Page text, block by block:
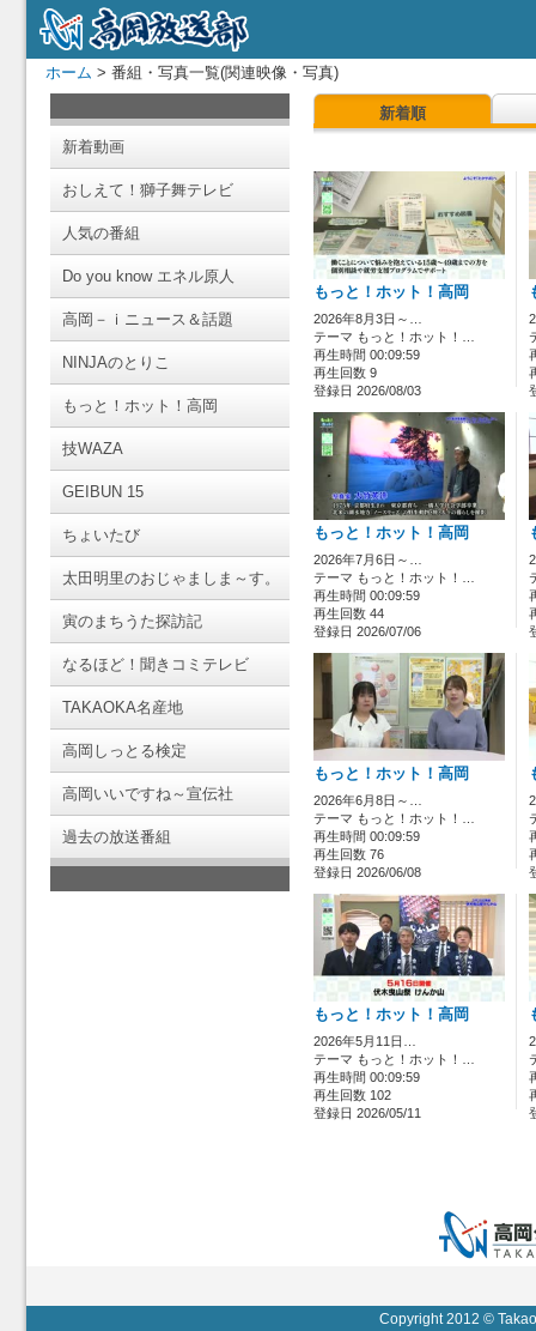
ホーム > 番組・写真一覧(関連映像・写真)
新着動画
おしえて！獅子舞テレビ
人気の番組
Do you know エネル原人
高岡－ｉニュース＆話題
NINJAのとりこ
もっと！ホット！高岡
技WAZA
GEIBUN 15
ちょいたび
太田明里のおじゃましま～す。
寅のまちうた探訪記
なるほど！聞きコミテレビ
TAKAOKA名産地
高岡しっとる検定
高岡いいですね～宣伝社
過去の放送番組
新着順
もっと！ホット！高岡
2026年8月3日～…
テーマ もっと！ホット！…
再生時間 00:09:59
再生回数 9
登録日 2026/08/03
もっと！ホット！高岡
2026年7月6日～…
テーマ もっと！ホット！…
再生時間 00:09:59
再生回数 44
登録日 2026/07/06
もっと！ホット！高岡
2026年6月8日～…
テーマ もっと！ホット！…
再生時間 00:09:59
再生回数 76
登録日 2026/06/08
もっと！ホット！高岡
2026年5月11日…
テーマ もっと！ホット！…
再生時間 00:09:59
再生回数 102
登録日 2026/05/11
Copyright 2012 ©